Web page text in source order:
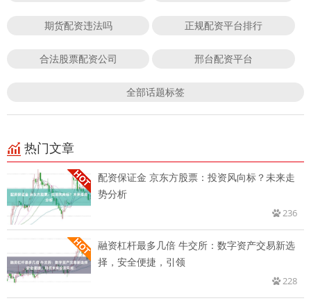
期货配资违法吗 正规配资平台排行
合法股票配资公司 邢台配资平台
全部话题标签
热门文章
配资保证金 京东方股票：投资风向标？未来走
势分析
236
融资杠杆最多几倍 牛交所：数字资产交易新选
择，安全便捷，引领
228